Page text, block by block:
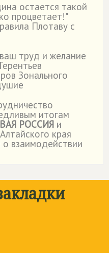
остается такой
процветает!"
Плотаву с
труд и желание
Зонального
итогам
РОССИЯ и
края
взаимодействии